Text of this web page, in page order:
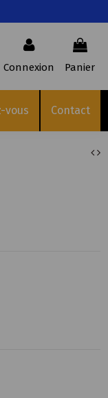
Connexion Panier
Contact
vous